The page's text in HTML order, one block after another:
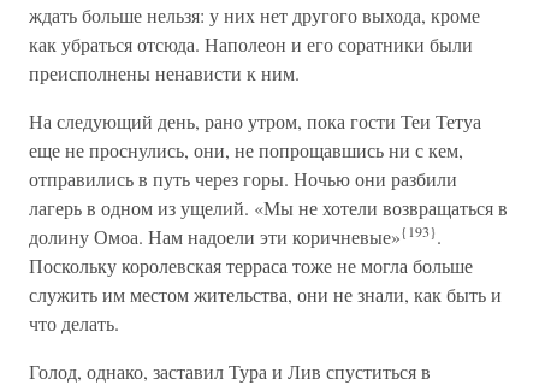
ждать больше нельзя: у них нет другого выхода, кроме
как убраться отсюда. Наполеон и его соратники были
преисполнены ненависти к ним.
На следующий день, рано утром, пока гости Теи Тетуа
еще не проснулись, они, не попрощавшись ни с кем,
отправились в путь через горы. Ночью они разбили
лагерь в одном из ущелий. «Мы не хотели возвращаться в
долину Омоа. Нам надоели эти коричневые»{193}.
Поскольку королевская терраса тоже не могла больше
служить им местом жительства, они не знали, как быть и
что делать.
Голод, однако, заставил Тура и Лив спуститься в